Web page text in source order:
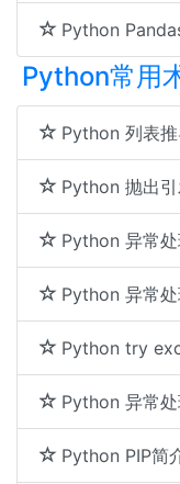
Python
Python常用
Python 列表
Python 抛出
Python 异常
Python 异常
Python try
Python 异常
Python PIP简